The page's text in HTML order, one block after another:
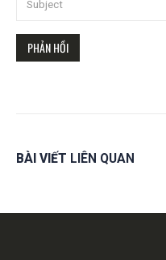
BÀI VIẾT LIÊN QUAN
Get in touch